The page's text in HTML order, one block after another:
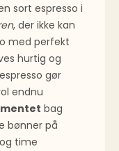
sort espresso i
, der ikke kan
med perfekt
hurtig og
gør
endnu
bag
bønner på
time